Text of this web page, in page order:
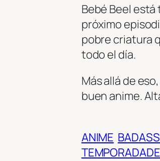
Bebé Beel
próximo
pobre criatura
todo el día.
Más allá de
buen anime.
ANIME